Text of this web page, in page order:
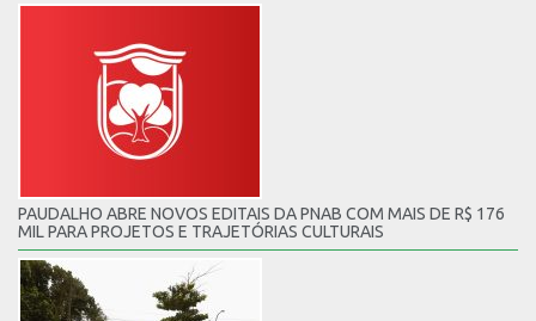
PAUDALHO ABRE NOVOS EDITAIS DA PNAB COM MAIS DE R$ 176
MIL PARA PROJETOS E TRAJETÓRIAS CULTURAIS